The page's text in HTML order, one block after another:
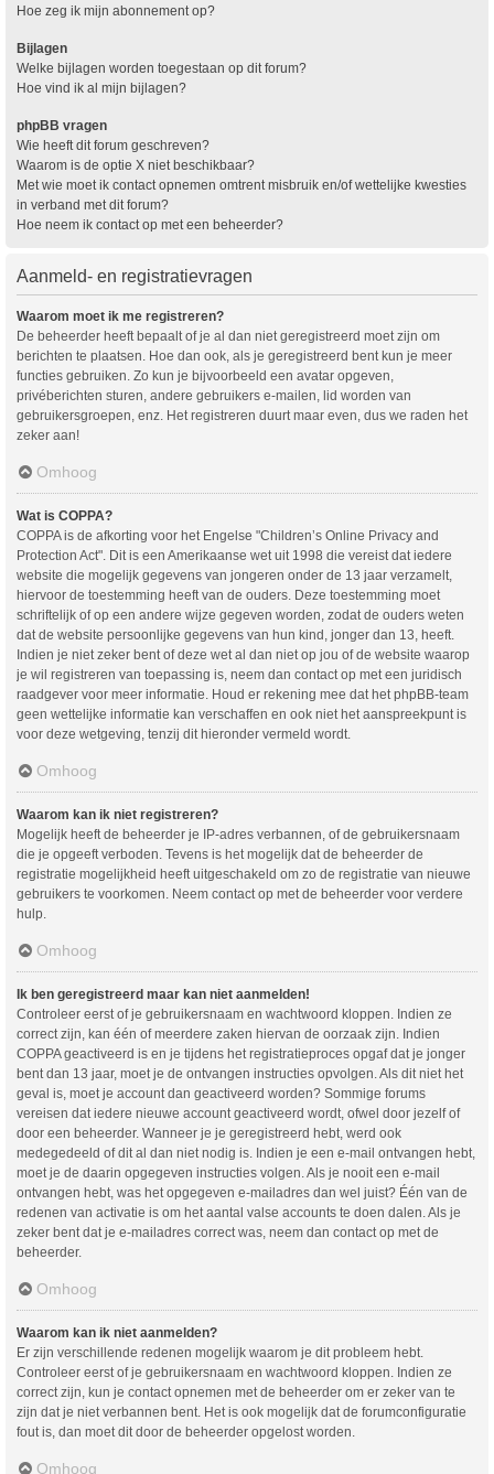
Hoe zeg ik mijn abonnement op?
Bijlagen
Welke bijlagen worden toegestaan op dit forum?
Hoe vind ik al mijn bijlagen?
phpBB vragen
Wie heeft dit forum geschreven?
Waarom is de optie X niet beschikbaar?
Met wie moet ik contact opnemen omtrent misbruik en/of wettelijke kwesties
in verband met dit forum?
Hoe neem ik contact op met een beheerder?
Aanmeld- en registratievragen
Waarom moet ik me registreren?
De beheerder heeft bepaalt of je al dan niet geregistreerd moet zijn om
berichten te plaatsen. Hoe dan ook, als je geregistreerd bent kun je meer
functies gebruiken. Zo kun je bijvoorbeeld een avatar opgeven,
privéberichten sturen, andere gebruikers e-mailen, lid worden van
gebruikersgroepen, enz. Het registreren duurt maar even, dus we raden het
zeker aan!
Omhoog
Wat is COPPA?
COPPA is de afkorting voor het Engelse "Children’s Online Privacy and
Protection Act". Dit is een Amerikaanse wet uit 1998 die vereist dat iedere
website die mogelijk gegevens van jongeren onder de 13 jaar verzamelt,
hiervoor de toestemming heeft van de ouders. Deze toestemming moet
schriftelijk of op een andere wijze gegeven worden, zodat de ouders weten
dat de website persoonlijke gegevens van hun kind, jonger dan 13, heeft.
Indien je niet zeker bent of deze wet al dan niet op jou of de website waarop
je wil registreren van toepassing is, neem dan contact op met een juridisch
raadgever voor meer informatie. Houd er rekening mee dat het phpBB-team
geen wettelijke informatie kan verschaffen en ook niet het aanspreekpunt is
voor deze wetgeving, tenzij dit hieronder vermeld wordt.
Omhoog
Waarom kan ik niet registreren?
Mogelijk heeft de beheerder je IP-adres verbannen, of de gebruikersnaam
die je opgeeft verboden. Tevens is het mogelijk dat de beheerder de
registratie mogelijkheid heeft uitgeschakeld om zo de registratie van nieuwe
gebruikers te voorkomen. Neem contact op met de beheerder voor verdere
hulp.
Omhoog
Ik ben geregistreerd maar kan niet aanmelden!
Controleer eerst of je gebruikersnaam en wachtwoord kloppen. Indien ze
correct zijn, kan één of meerdere zaken hiervan de oorzaak zijn. Indien
COPPA geactiveerd is en je tijdens het registratieproces opgaf dat je jonger
bent dan 13 jaar, moet je de ontvangen instructies opvolgen. Als dit niet het
geval is, moet je account dan geactiveerd worden? Sommige forums
vereisen dat iedere nieuwe account geactiveerd wordt, ofwel door jezelf of
door een beheerder. Wanneer je je geregistreerd hebt, werd ook
medegedeeld of dit al dan niet nodig is. Indien je een e-mail ontvangen hebt,
moet je de daarin opgegeven instructies volgen. Als je nooit een e-mail
ontvangen hebt, was het opgegeven e-mailadres dan wel juist? Één van de
redenen van activatie is om het aantal valse accounts te doen dalen. Als je
zeker bent dat je e-mailadres correct was, neem dan contact op met de
beheerder.
Omhoog
Waarom kan ik niet aanmelden?
Er zijn verschillende redenen mogelijk waarom je dit probleem hebt.
Controleer eerst of je gebruikersnaam en wachtwoord kloppen. Indien ze
correct zijn, kun je contact opnemen met de beheerder om er zeker van te
zijn dat je niet verbannen bent. Het is ook mogelijk dat de forumconfiguratie
fout is, dan moet dit door de beheerder opgelost worden.
Omhoog